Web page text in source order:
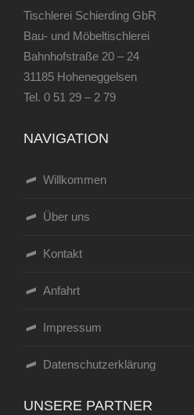
Tischlerei Schierding GbR
Bau- und Möbeltischlerei
Bahnhofstraße 20 – 24
31185 Hoheneggelsen
Tel. 0 51 29 – 2 79
NAVIGATION
Willkommen
Über uns
Kontakt
Anfahrt
Impressum
Datenschutzerklärung
UNSERE PARTNER